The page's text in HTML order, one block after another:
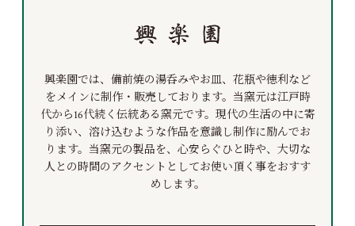
興楽園では、備前焼の湯呑みやお皿、花瓶や徳利など
をメインに制作・販売しております。当窯元は江戸時
代から16代続く伝統ある窯元です。現代の生活の中に寄
り添い、溶け込むような作品を意識し制作に励んでお
ります。当窯元の製品を、心安らぐひと時や、大切な
人との時間のアクセントとしてお使い頂く事をおすす
めします。